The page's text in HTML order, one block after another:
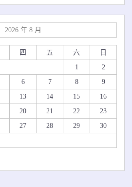
2026 年 8 月
四 五 六
日
1
2
6 7 8
9
13 14 15
16
20 21 22
23
27 28 29
30